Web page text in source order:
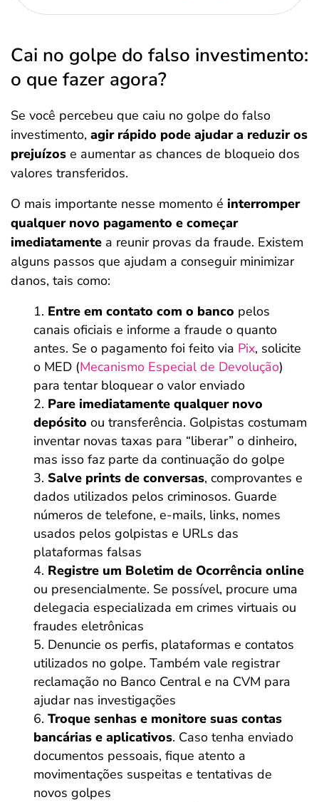
Cai no golpe do falso investimento:
o que fazer agora?
Se você percebeu que caiu no golpe do falso
investimento, agir rápido pode ajudar a reduzir os
prejuízos e aumentar as chances de bloqueio dos
valores transferidos.
O mais importante nesse momento é interromper
qualquer novo pagamento e começar
imediatamente a reunir provas da fraude. Existem
alguns passos que ajudam a conseguir minimizar
danos, tais como:
Entre em contato com o banco pelos
canais oficiais e informe a fraude o quanto
antes. Se o pagamento foi feito via Pix, solicite
o MED (Mecanismo Especial de Devolução)
para tentar bloquear o valor enviado
Pare imediatamente qualquer novo
depósito ou transferência. Golpistas costumam
inventar novas taxas para “liberar” o dinheiro,
mas isso faz parte da continuação do golpe
Salve prints de conversas, comprovantes e
dados utilizados pelos criminosos. Guarde
números de telefone, e-mails, links, nomes
usados pelos golpistas e URLs das
plataformas falsas
Registre um Boletim de Ocorrência online
ou presencialmente. Se possível, procure uma
delegacia especializada em crimes virtuais ou
fraudes eletrônicas
Denuncie os perfis, plataformas e contatos
utilizados no golpe. Também vale registrar
reclamação no Banco Central e na CVM para
ajudar nas investigações
Troque senhas e monitore suas contas
bancárias e aplicativos. Caso tenha enviado
documentos pessoais, fique atento a
movimentações suspeitas e tentativas de
novos golpes